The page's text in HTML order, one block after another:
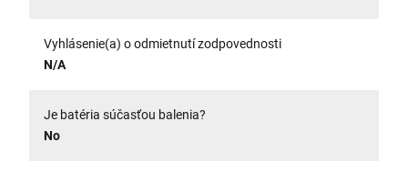
Vyhlásenie(a) o odmietnutí zodpovednosti
N/A
Je batéria súčasťou balenia?
No